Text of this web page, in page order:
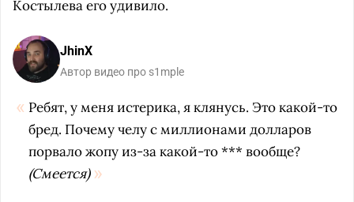
Костылева его удивило.
JhinX
Автор видео про s1mple
Ребят, у меня истерика, я клянусь. Это какой-то
бред. Почему челу с миллионами долларов
порвало жопу из-за какой-то *** вообще?
(Смеется)